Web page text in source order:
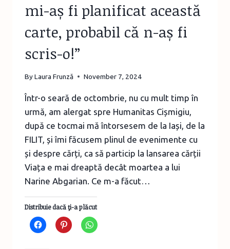
mi-aș fi planificat această
carte, probabil că n-aș fi
scris-o!”
ByLaura Frunză November 7, 2024
Într-o seară de octombrie, nu cu mult timp în
urmă, am alergat spre Humanitas Cișmigiu,
după ce tocmai mă întorsesem de la Iași, de la
FILIT, și îmi făcusem plinul de evenimente cu
și despre cărți, ca să particip la lansarea cărții
Viața e mai dreaptă decât moartea a lui
Narine Abgarian. Ce m-a făcut…
Distribuie dacă ţi-a plăcut